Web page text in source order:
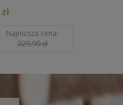
Najniższa cena:
229,90 zł